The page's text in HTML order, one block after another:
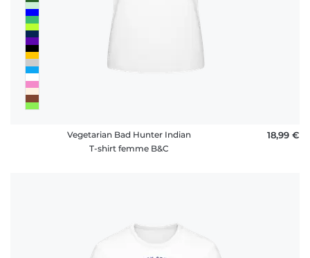
Vegetarian Bad Hunter Indian
T-shirt femme B&C
18,99 €